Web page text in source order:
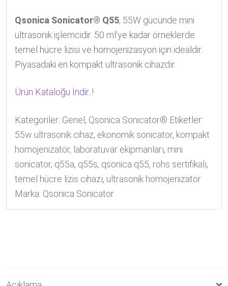
Qsonica Sonicator® Q55, 55W gücünde mini
ultrasonik işlemcidir. 50 ml’ye kadar örneklerde
temel hücre lizisi ve homojenizasyon için idealdir.
Piyasadaki en kompakt ultrasonik cihazdır.
Ürün Kataloğu İndir..!
Kategoriler: Genel, Qsonica Sonicator® Etiketler:
55w ultrasonik cihaz, ekonomik sonicator, kompakt
homojenizatör, laboratuvar ekipmanları, mini
sonicator, q55a, q55s, qsonica q55, rohs sertifikalı,
temel hücre lizis cihazı, ultrasonik homojenizatör
Marka: Qsonica Sonicator